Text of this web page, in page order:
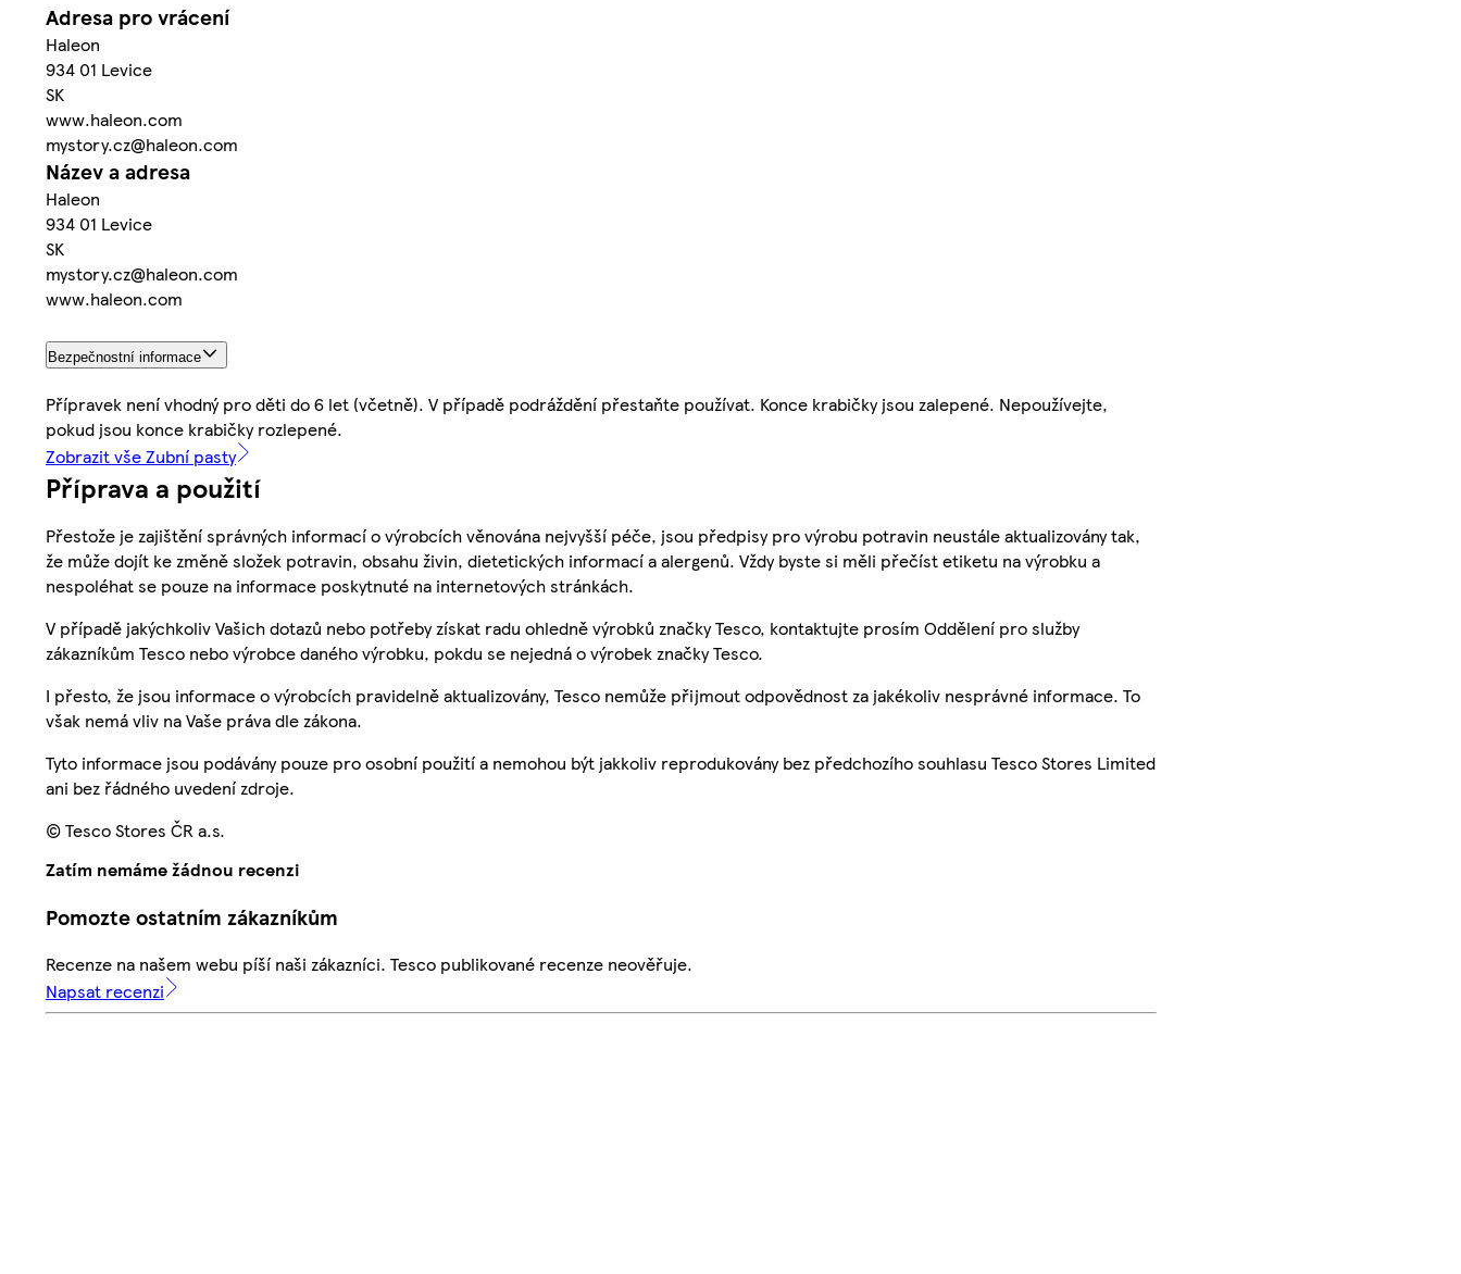
Adresa pro vrácení
Haleon
934 01 Levice
SK
www.haleon.com
mystory.cz@haleon.com
Název a adresa
Haleon
934 01 Levice
SK
mystory.cz@haleon.com
www.haleon.com
Bezpečnostní informace
Přípravek není vhodný pro děti do 6 let (včetně). V případě podráždění přestaňte používat. Konce krabičky jsou zalepené. Nepoužívejte,
pokud jsou konce krabičky rozlepené.
Zobrazit vše Zubní pasty
Příprava a použití
Přestože je zajištění správných informací o výrobcích věnována nejvyšší péče, jsou předpisy pro výrobu potravin neustále aktualizovány tak,
že může dojít ke změně složek potravin, obsahu živin, dietetických informací a alergenů. Vždy byste si měli přečíst etiketu na výrobku a
nespoléhat se pouze na informace poskytnuté na internetových stránkách.
V případě jakýchkoliv Vašich dotazů nebo potřeby získat radu ohledně výrobků značky Tesco, kontaktujte prosím Oddělení pro služby
zákazníkům Tesco nebo výrobce daného výrobku, pokdu se nejedná o výrobek značky Tesco.
I přesto, že jsou informace o výrobcích pravidelně aktualizovány, Tesco nemůže přijmout odpovědnost za jakékoliv nesprávné informace. To
však nemá vliv na Vaše práva dle zákona.
Tyto informace jsou podávány pouze pro osobní použití a nemohou být jakkoliv reprodukovány bez předchozího souhlasu Tesco Stores Limited
ani bez řádného uvedení zdroje.
© Tesco Stores ČR a.s.
Zatím nemáme žádnou recenzi
Pomozte ostatním zákazníkům
Recenze na našem webu píší naši zákazníci. Tesco publikované recenze neověřuje.
Napsat recenzi